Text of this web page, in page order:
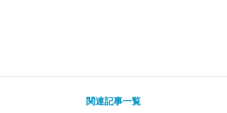
関連記事一覧